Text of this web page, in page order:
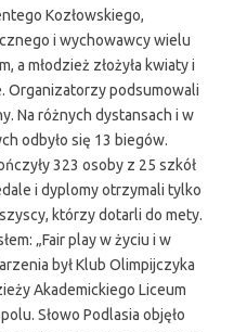
Kozłowskiego,
i wychowawcy wielu
a młodzież złożyła kwiaty i
Organizatorzy podsumowali
Na różnych dystansach i w
odbyło się 13 biegów.
323 osoby z 25 szkół
i dyplomy otrzymali tylko
którzy dotarli do mety.
„Fair play w życiu i w
był Klub Olimpijczyka
Akademickiego Liceum
Słowo Podlasia objęło